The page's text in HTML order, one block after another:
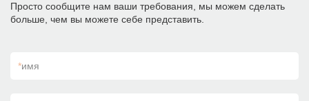
Просто сообщите нам ваши требования, мы можем сделать
больше, чем вы можете себе представить.
*имя